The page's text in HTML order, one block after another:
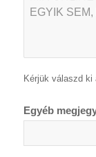
Kérjük válaszd ki
Egyéb